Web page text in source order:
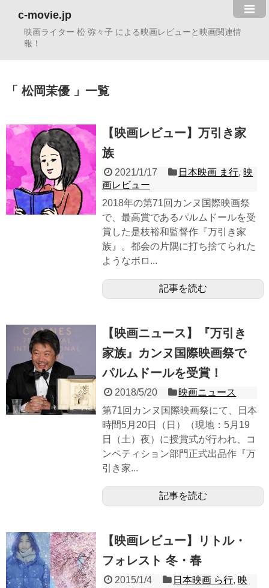
c-movie.jp
映画ライター 松 弥々子 による映画レビューと映画関連情
報！
松岡茉優 一覧
【映画レビュー】万引き家
族
2021/1/17 日本映画 ま行, 映
画レビュー
2018年の第71回カンヌ国際映画祭
で、最高賞であるパルムドールを受
賞した是枝裕和監督作『万引き家
族』。都会の片隅に打ち捨てられた
ようなボロ...
記事を読む
【映画ニュース】『万引き
家族』カンヌ国際映画祭で
パルムドールを受賞！
2018/5/20
映画ニュース
第71回カンヌ国際映画祭にて、日本
時間5月20日（日）（現地：5月19
日（土）夜）に授賞式が行われ、コ
ンペティション部門正式出品作『万
引き家...
記事を読む
【映画レビュー】リトル・
フォレスト 冬・春
2015/1/4 日本映画 ら行, 映